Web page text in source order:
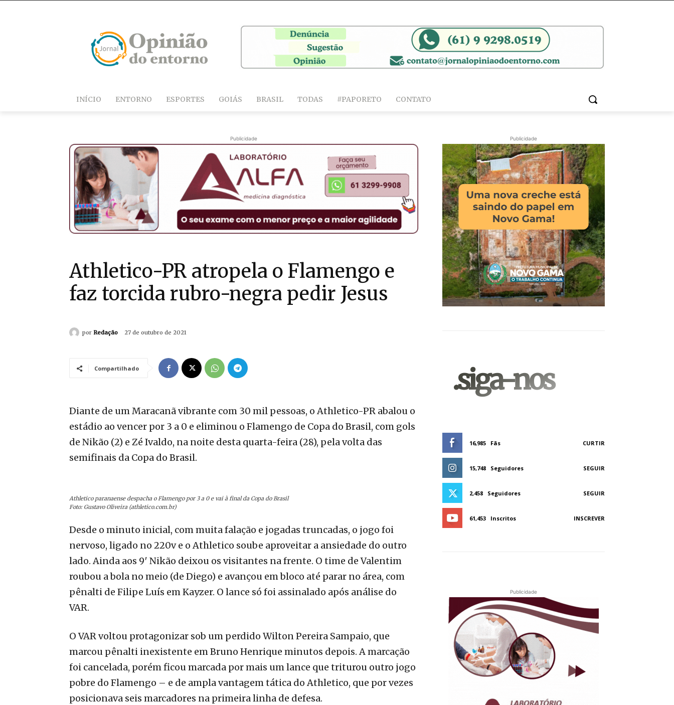
INÍCIO ENTORNO ESPORTES GOIÁS BRASIL TODAS #PAPORETO CONTATO
Publicidade
Athletico-PR atropela o Flamengo e
faz torcida rubro-negra pedir Jesus
por Redação 27 de outubro de 2021
Compartilhado
Diante de um Maracanã vibrante com 30 mil pessoas, o Athletico-PR abalou o
estádio ao vencer por 3 a 0 e eliminou o Flamengo de Copa do Brasil, com gols
de Nikão (2) e Zé Ivaldo, na noite desta quarta-feira (28), pela volta das
semifinais da Copa do Brasil.
Athletico paranaense despacha o Flamengo por 3 a 0 e vai à final da Copa do Brasil
Foto: Gustavo Oliveira (athletico.com.br)
Desde o minuto inicial, com muita falação e jogadas truncadas, o jogo foi
nervoso, ligado no 220v e o Athletico soube aproveitar a ansiedade do outro
lado. Ainda aos 9′ Nikão deixou os visitantes na frente. O time de Valentim
roubou a bola no meio (de Diego) e avançou em bloco até parar no área, com
pênalti de Filipe Luís em Kayzer. O lance só foi assinalado após análise do
VAR.
O VAR voltou protagonizar sob um perdido Wilton Pereira Sampaio, que
marcou pênalti inexistente em Bruno Henrique minutos depois. A marcação
foi cancelada, porém ficou marcada por mais um lance que triturou outro jogo
pobre do Flamengo – e de ampla vantagem tática do Athletico, que por vezes
posicionava seis marcadores na primeira linha de defesa.
Publicidade
.siga-nos
16,985 Fãs CURTIR
15,748 Seguidores SEGUIR
2,458 Seguidores SEGUIR
61,453 Inscritos INSCREVER
Publicidade